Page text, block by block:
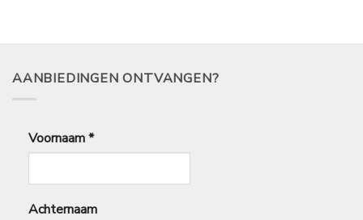
AANBIEDINGEN ONTVANGEN?
Voornaam*
Achternaam